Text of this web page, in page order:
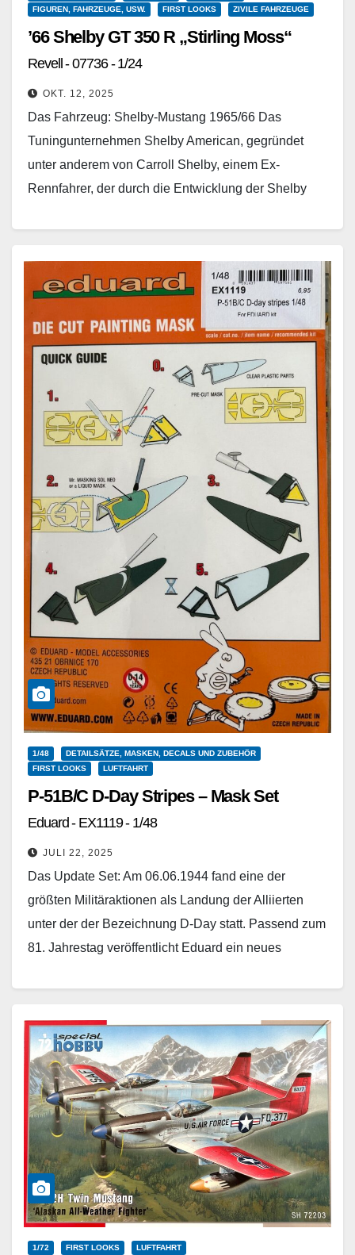
FIGUREN, FAHRZEUGE, USW.
FIRST LOOKS ZIVILE FAHRZEUGE
’66 Shelby GT 350 R „Stirling Moss“
Revell - 07736 - 1/24
OKT. 12, 2025
Das Fahrzeug: Shelby-Mustang 1965/66 Das
Tuningunternehmen Shelby American, gegründet
unter anderem von Carroll Shelby, einem Ex-
Rennfahrer, der durch die Entwicklung der Shelby
1/48
DETAILSÄTZE, MASKEN, DECALS UND ZUBEHÖR
FIRST LOOKS
LUFTFAHRT
P-51B/C D-Day Stripes – Mask Set
Eduard - EX1119 - 1/48
JULI 22, 2025
Das Update Set: Am 06.06.1944 fand eine der
größten Militäraktionen als Landung der Alliierten
unter der der Bezeichnung D-Day statt. Passend zum
81. Jahrestag veröffentlicht Eduard ein neues
1/72 FIRST LOOKS LUFTFAHRT